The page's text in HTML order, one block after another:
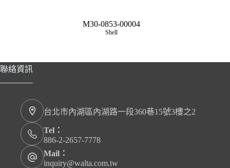
M30-0853-00004
Shell
聯絡資訊
台北市內湖區內湖路一段360巷15號3樓之2
Tel：
886-2-2657-7778
Mail：
inquiry@walta.com.tw